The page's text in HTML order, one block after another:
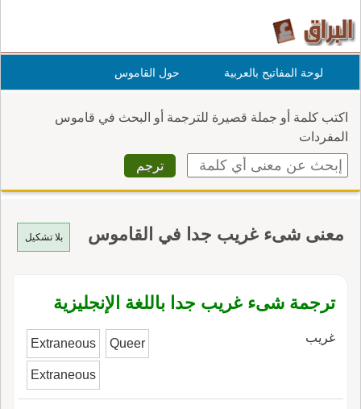
لوحة المفاتيح بالعربية حول القاموس
اكتب كلمة أو جملة قصيرة للترجمة أو البحث في قاموس
المفردات
بلا تشكيل معنى شىء غريب جدا في القاموس
ترجمة شىء غريب جدا باللغة الإنجليزية
غريب Extraneous Queer
Extraneous